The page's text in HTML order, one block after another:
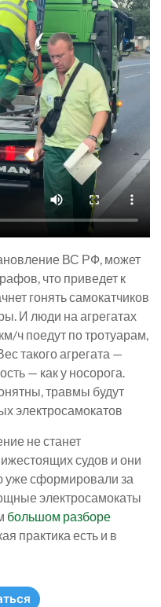
ВС РФ, может
что приведет к
гонять самокатчиков
И люди на агрегатах
ч поедут по тротуарам,
такого агрегата —
— как у носорога.
травмы будут
электросамокатов
не станет
судов и они
уже сформировали за
электросамокаты
большом разборе
практика есть и в